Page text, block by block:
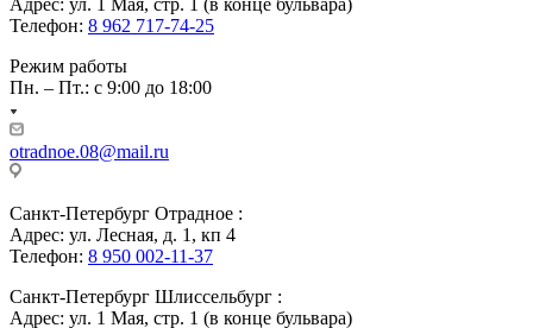
Телефон: 8 962 717-74-25
Режим работы
Пн. – Пт.: с 9:00 до 18:00
otradnoe.08@mail.ru
Санкт-Петербург Отрадное :
Адрес: ул. Лесная, д. 1, кп 4
Телефон: 8 950 002-11-37
Санкт-Петербург Шлиссельбург :
Адрес: ул. 1 Мая, стр. 1 (в конце бульвара)